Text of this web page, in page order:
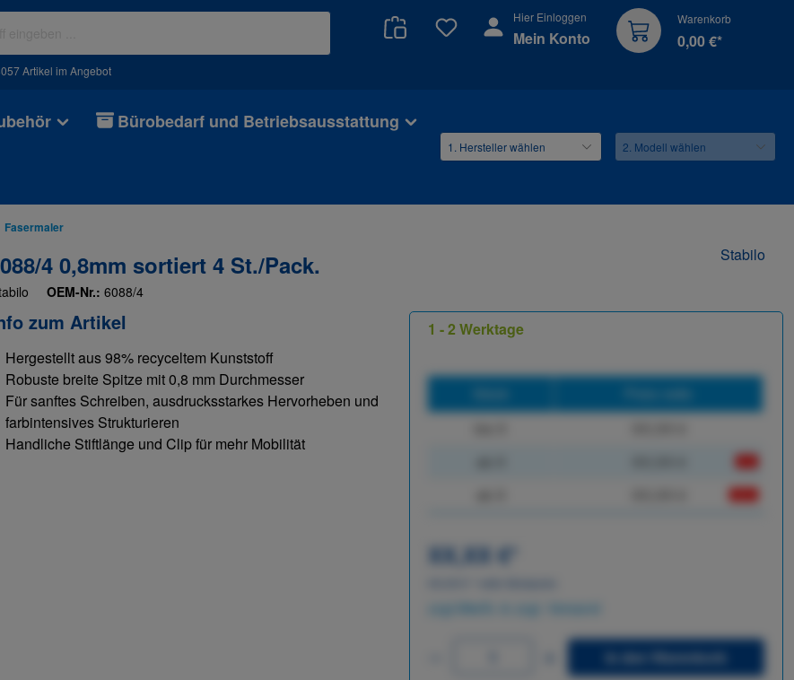
Artikel im Angebot
Du hast 0 Produkte auf dem Merkzettel
Hier Einloggen
Mein Konto
Warenkorb
0,00 €*
Bürobedarf und Betriebsausstattung
Fasermaler
4 0,8mm sortiert 4 St./Pack.
OEM-Nr.: 6088/4
Stabilo
zum Artikel
Hergestellt aus 98% recyceltem Kunststoff
Robuste breite Spitze mit 0,8 mm Durchmesser
Für sanftes Schreiben, ausdrucksstarkes Hervorheben und
farbintensives Strukturieren
Handliche Stiftlänge und Clip für mehr Mobilität
1 - 2 Werktage
XX,XX €
In den Warenkorb